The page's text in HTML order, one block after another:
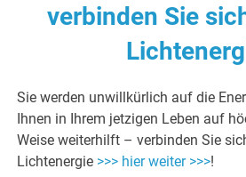
verbinden Sie
Sie werden unwillkürlich auf die
Ihnen in Ihrem jetzigen Leben auf
Weise weiterhilft – verbinden Sie
Lichtenergie >>> hier weiter >>>!